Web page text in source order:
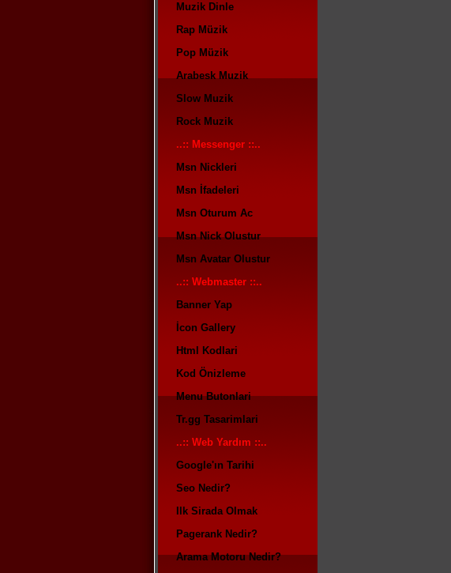
Muzik Dinle
Rap Müzik
Pop Müzik
Arabesk Muzik
Slow Muzik
Rock Muzik
..:: Messenger ::..
Msn Nickleri
Msn İfadeleri
Msn Oturum Ac
Msn Nick Olustur
Msn Avatar Olustur
..:: Webmaster ::..
Banner Yap
İcon Gallery
Html Kodlari
Kod Önizleme
Menu Butonlari
Tr.gg Tasarimlari
..:: Web Yardım ::..
Google'ın Tarihi
Seo Nedir?
Ilk Sirada Olmak
Pagerank Nedir?
Arama Motoru Nedir?